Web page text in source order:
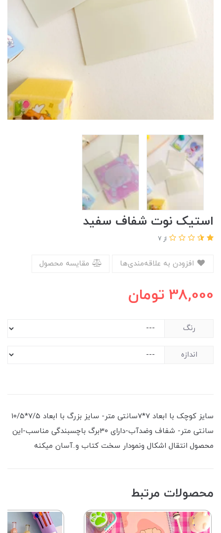
استیک نوت شفاف سفید
از 7
مقایسه محصول
38,000 تومان
رنگ
اندازه
سایز کوچک با ابعاد 7*7سانتی متر- سایز بزرگ با ابعاد ۷/۵*۱۰/۵
سانتی متر- شفاف وضدآب-دارای ۳۰برگ باچسبندگی مناسب-این
محصول انتقال اشکال ونمودار سخت کتاب و..آسان میکنه
محصولات مرتبط